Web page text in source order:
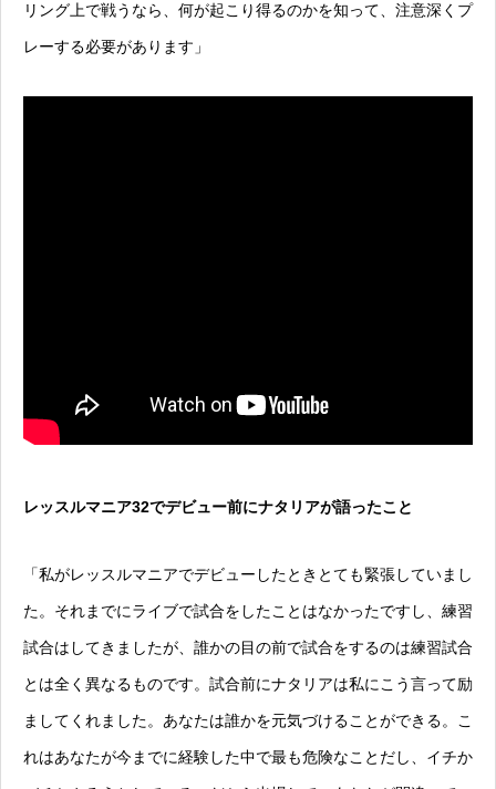
リング上で戦うなら、何が起こり得るのかを知って、注意深くプ
レーする必要があります」
レッスルマニア32でデビュー前にナタリアが語ったこと
「私がレッスルマニアでデビューしたときとても緊張していまし
た。それまでにライブで試合をしたことはなかったですし、練習
試合はしてきましたが、誰かの目の前で試合をするのは練習試合
とは全く異なるものです。試合前にナタリアは私にこう言って励
ましてくれました。あなたは誰かを元気づけることができる。こ
れはあなたが今までに経験した中で最も危険なことだし、イチか